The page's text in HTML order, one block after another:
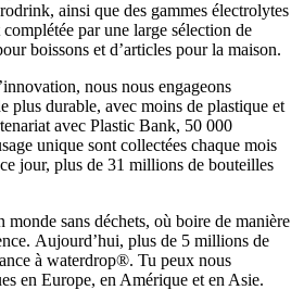
ainsi que des gammes électrolytes
par une large sélection de
boissons et d’articles pour la maison.
nous nous engageons
plus durable, avec moins de plastique et
avec Plastic Bank, 50 000
unique sont collectées chaque mois
jour, plus de 31 millions de bouteilles
monde sans déchets, où boire de manière
Aujourd’hui, plus de 5 millions de
à waterdrop®. Tu peux nous
en Europe, en Amérique et en Asie.